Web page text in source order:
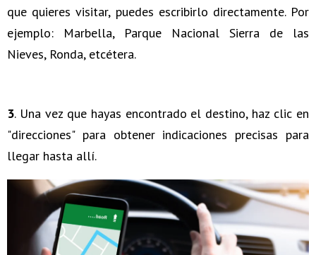
que quieres visitar, puedes escribirlo directamente. Por
ejemplo: Marbella, Parque Nacional Sierra de las
Nieves, Ronda, etcétera.
3. Una vez que hayas encontrado el destino, haz clic en
"direcciones" para obtener indicaciones precisas para
llegar hasta allí.